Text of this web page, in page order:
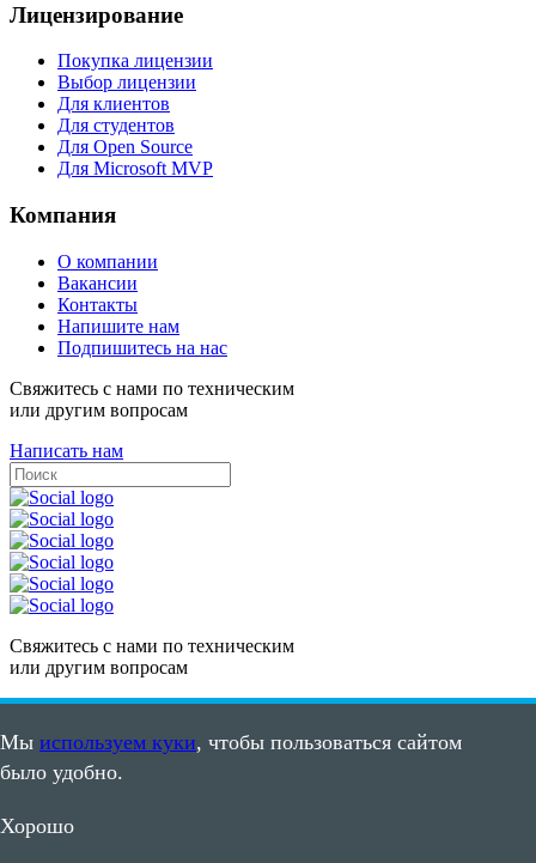
Мы используем куки, чтобы пользоваться сайтом
было удобно.
Хорошо
Лицензирование
Покупка лицензии
Выбор лицензии
Для клиентов
Для студентов
Для Open Source
Для Microsoft MVP
Компания
О компании
Вакансии
Контакты
Напишите нам
Подпишитесь на нас
Свяжитесь с нами по техническим
или другим вопросам
Написать нам
Свяжитесь с нами по техническим
или другим вопросам
Написать нам
Карта сайта
Пользовательское соглашение
ИНН: 7105502635